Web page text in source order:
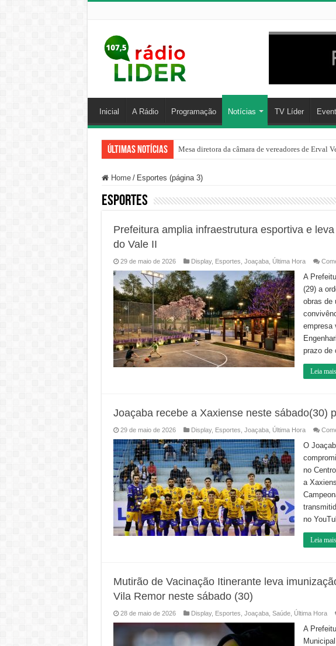
Inicial A Rádio Programação Notícias TV Líder
Últimas Notícias Mesa diretora da câmara de vereadores de Erval
Home / Esportes (página 3)
Esportes
Prefeitura amplia infraestrutura esportiva e
do Vale II
29 de maio de 2026 Display, Esportes Joaçaba, Última Hora
A
(29) a
obras de
empresa
prazo de
Leia mais
Joaçaba recebe a Xaxiense neste sábado(30)
29 de maio de 2026 Display, Esportes Joaçaba, Última Hora
O
no
a
no
Leia mais
Mutirão de Vacinação Itinerante leva
Vila Remor neste sábado (30)
28 de maio de 2026 Display, Esportes Joaçaba, Saúde, Última Hora
A